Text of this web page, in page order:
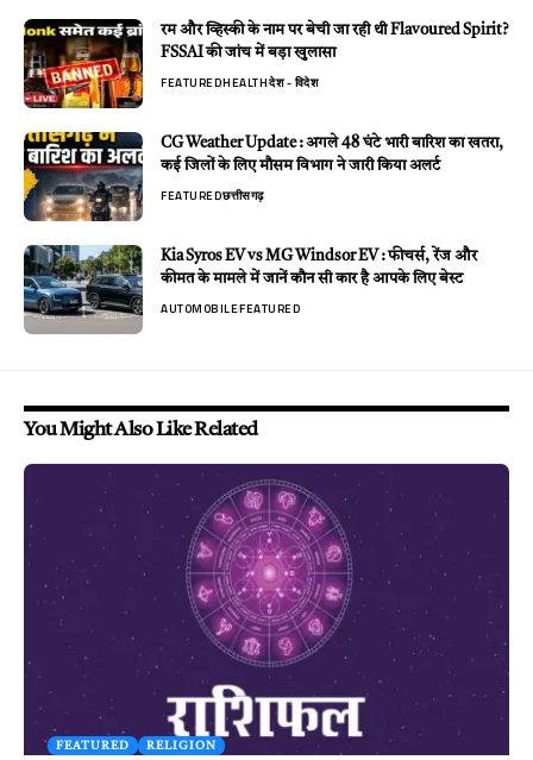
रम और व्हिस्की के नाम पर बेची जा रही थी Flavoured Spirit?
FSSAI की जांच में बड़ा खुलासा
FEATUREDHEALTHदेश - विदेश
CG Weather Update : अगले 48 घंटे भारी बारिश का खतरा,
कई जिलों के लिए मौसम विभाग ने जारी किया अलर्ट
FEATUREDछत्तीसगढ़
Kia Syros EV vs MG Windsor EV : फीचर्स, रेंज और
कीमत के मामले में जानें कौन सी कार है आपके लिए बेस्ट
AUTOMOBILEFEATURED
You Might Also Like Related
FEATURED RELIGION